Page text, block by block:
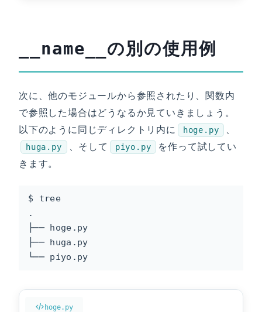
__name__ の別の使用例
次に、他のモジュールから参照されたり、関数内
で参照した場合はどうなるか見ていきましょう。
以下のように同じディレクトリ内に
hoge.py 、
huga.py 、そして piyo.py
を作って試してい
きます。
$ tree
.
├── hoge.py
├── huga.py
└── piyo.py
hoge.py